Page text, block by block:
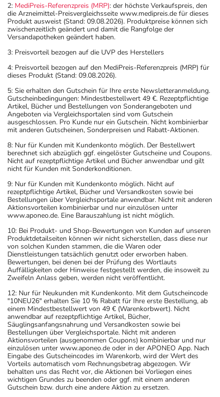
2: MediPreis-Referenzpreis (MRP): der höchste Verkaufspreis, den
die Arzneimittel-Preisvergleichsseite www.medipreis.de für dieses
Produkt ausweist (Stand: 09.08.2026). Produktpreise können sich
zwischenzeitlich geändert und damit die Rangfolge der
Versandapotheken geändert haben.
3: Preisvorteil bezogen auf die UVP des Herstellers
4: Preisvorteil bezogen auf den MediPreis-Referenzpreis (MRP) für
dieses Produkt (Stand: 09.08.2026).
5: Sie erhalten den Gutschein für Ihre erste Newsletteranmeldung.
Gutscheinbedingungen: Mindestbestellwert 49 €. Rezeptpflichtige
Artikel, Bücher und Bestellungen von Sonderangeboten und
Angeboten via Vergleichsportalen sind vom Gutschein
ausgeschlossen. Pro Kunde nur ein Gutschein. Nicht kombinierbar
mit anderen Gutscheinen, Sonderpreisen und Rabatt-Aktionen.
8: Nur für Kunden mit Kundenkonto möglich. Der Bestellwert
berechnet sich abzüglich ggf. eingelöster Gutscheine und Coupons.
Nicht auf rezeptpflichtige Artikel und Bücher anwendbar und gilt
nicht für Kunden mit Sonderkonditionen.
9: Nur für Kunden mit Kundenkonto möglich. Nicht auf
rezeptpflichtige Artikel, Bücher und Versandkosten sowie bei
Bestellungen über Vergleichsportale anwendbar. Nicht mit anderen
Aktionsvorteilen kombinierbar und nur einzulösen unter
www.aponeo.de. Eine Barauszahlung ist nicht möglich.
10: Bei Produkt- und Shop-Bewertungen von Kunden auf unseren
Produktdetailseiten können wir nicht sicherstellen, dass diese nur
von solchen Kunden stammen, die die Waren oder
Dienstleistungen tatsächlich genutzt oder erworben haben.
Bewertungen, bei denen bei der Prüfung des Wortlauts
Auffälligkeiten oder Hinweise festgestellt werden, die insoweit zu
Zweifeln Anlass geben, werden nicht veröffentlicht.
12: Nur für Neukunden mit Kundenkonto. Mit dem Gutscheincode
"10NEU26" erhalten Sie 10 % Rabatt für Ihre erste Bestellung, ab
einem Mindestbestellwert von 49 € (Warenkorbwert). Nicht
anwendbar auf rezeptpflichtige Artikel, Bücher,
Säuglingsanfangsnahrung und Versandkosten sowie bei
Bestellungen über Vergleichsportale. Nicht mit anderen
Aktionsvorteilen (ausgenommen Coupons) kombinierbar und nur
einzulösen unter www.aponeo.de oder in der APONEO App. Nach
Eingabe des Gutscheincodes im Warenkorb, wird der Wert des
Vorteils automatisch vom Rechnungsbetrag abgezogen. Wir
behalten uns das Recht vor, die Aktionen bei Vorliegen eines
wichtigen Grundes zu beenden oder ggf. mit einem anderen
Gutschein bzw. durch eine andere Aktion zu ersetzen.